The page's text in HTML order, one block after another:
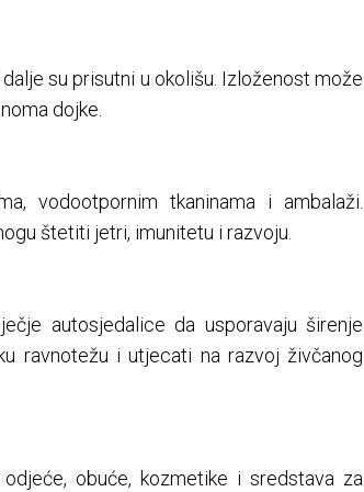
su prisutni u okolišu. Izloženost može
dojke.
vodootpornim tkaninama i ambalaži.
štetiti jetri, imunitetu i razvoju.
autosjedalice da usporavaju širenje
ravnotežu i utjecati na razvoj živčanog
obuće, kozmetike i sredstava za